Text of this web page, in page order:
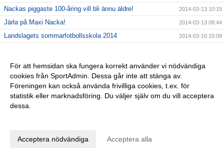
Nackas piggaste 100-åring vill bli ännu äldre! 2014-03-13 10:15
Järla på Maxi Nacka! 2014-03-13 08:44
Landslagets sommarfotbollsskola 2014 2014-03-10 15:09
Järla på Företagarträffen 19 februari 2014-02-18 17:10
Handlar du på nätet? 2014-02-17 14:05
Nu är vi på plats i Senegal 2014-02-04 14:20
Välkommen!
Årsmöte
För att hemsidan ska fungera korrekt använder vi nödvändiga
cookies från SportAdmin. Dessa går inte att stänga av.
Föreningen kan också använda frivilliga cookies, t.ex. för
statistik eller marknadsföring. Du väljer själv om du vill acceptera
dessa.
Acceptera nödvändiga Acceptera alla